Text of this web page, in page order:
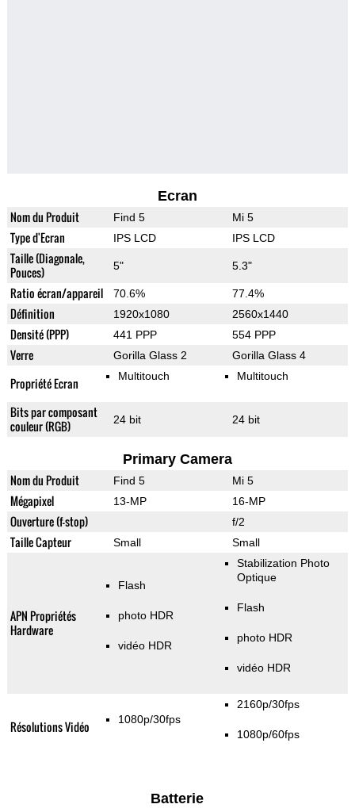
Ecran
Nom du Produit Find 5 Mi 5
Type d'Ecran IPS LCD IPS LCD
Taille (Diagonale,
Pouces)
5" 5.3"
Ratio écran/appareil 70.6% 77.4%
Définition 1920x1080 2560x1440
Densité (PPP) 441 PPP 554 PPP
Verre Gorilla Glass 2 Gorilla Glass 4
Propriété Ecran Multitouch Multitouch
Bits par composant
couleur (RGB)
24 bit 24 bit
Primary Camera
Nom du Produit Find 5 Mi 5
Mégapixel 13-MP 16-MP
Ouverture (f-stop) f/2
Taille Capteur Small Small
APN Propriétés
Hardware
Flash
photo HDR
vidéo HDR
Stabilization Photo
Optique
Flash
photo HDR
vidéo HDR
Résolutions Vidéo 1080p/30fps
2160p/30fps
1080p/60fps
Batterie